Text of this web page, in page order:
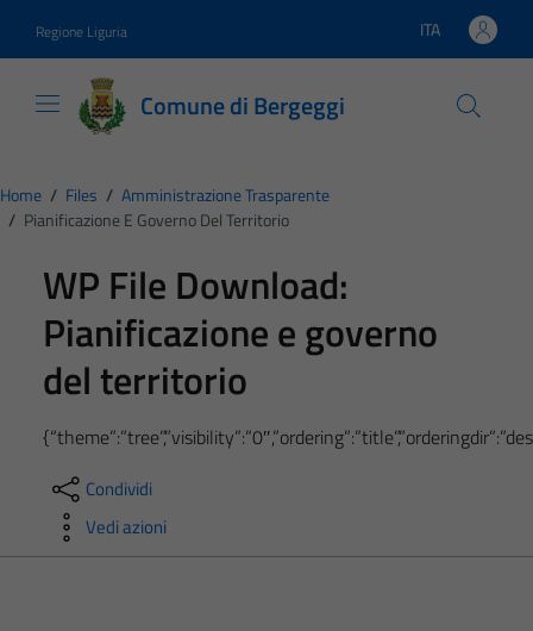
Regione Liguria Lingua attiva:
ITA
Comune di Bergeggi
Home / Files / Amministrazione Trasparente
/ Pianificazione E Governo Del Territorio
WP File Download:
Pianificazione e governo
del territorio
Condividi
Vedi azioni